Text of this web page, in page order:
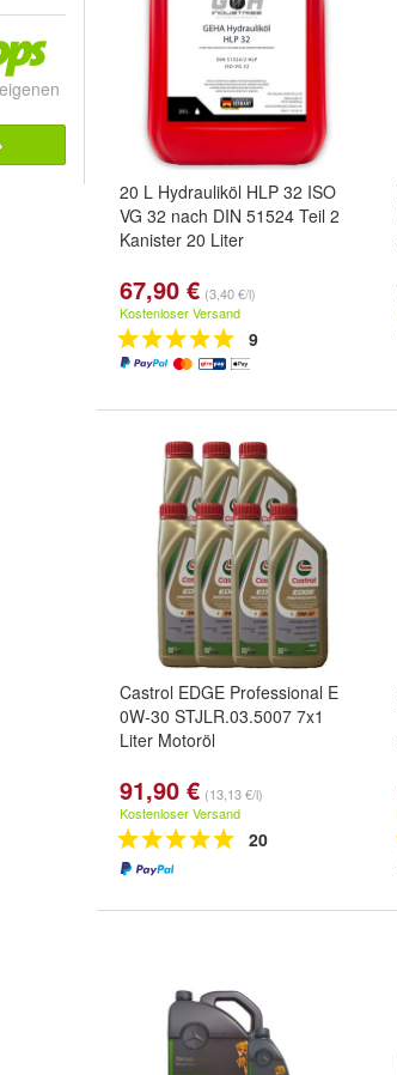
20 L Hydrauliköl HLP 32 ISO
VG 32 nach DIN 51524 Teil 2
Kanister 20 Liter
67,90 € (3,40 €/l)
Kostenloser Versand
9
Castrol EDGE Professional E
0W-30 STJLR.03.5007 7x1
Liter Motoröl
91,90 € (13,13 €/l)
Kostenloser Versand
20